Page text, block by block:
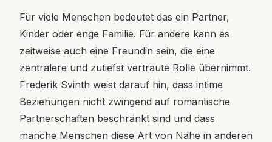
Für viele Menschen bedeutet das ein Partner,
Kinder oder enge Familie. Für andere kann es
zeitweise auch eine Freundin sein, die eine
zentralere und zutiefst vertraute Rolle übernimmt.
Frederik Svinth weist darauf hin, dass intime
Beziehungen nicht zwingend auf romantische
Partnerschaften beschränkt sind und dass
manche Menschen diese Art von Nähe in anderen